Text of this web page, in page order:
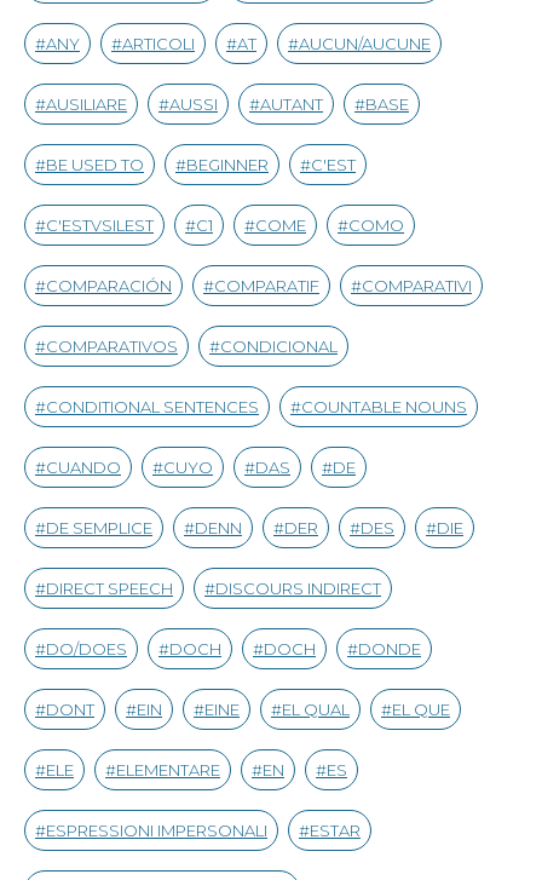
ANY ARTICOLI AT AUCUN/AUCUNE
AUSILIARE AUSSI AUTANT BASE
BE USED TO BEGINNER C'EST
C'ESTVSILEST C1 COME COMO
COMPARACIÓN COMPARATIF COMPARATIVI
COMPARATIVOS CONDICIONAL
CONDITIONAL SENTENCES COUNTABLE NOUNS
CUANDO CUYO DAS DE
DE SEMPLICE DENN DER DES DIE
DIRECT SPEECH DISCOURS INDIRECT
DO/DOES DOCH DOCH DONDE
DONT EIN EINE EL QUAL EL QUE
ELE ELEMENTARE EN ES
ESPRESSIONI IMPERSONALI ESTAR